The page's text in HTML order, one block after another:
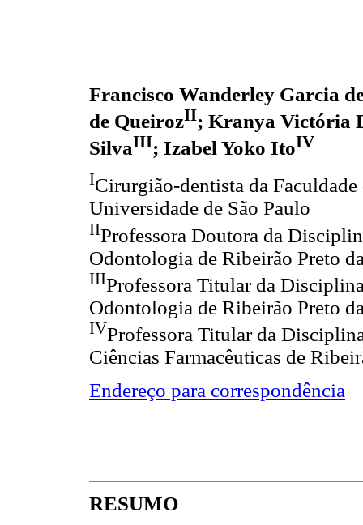
Francisco Wanderley Garcia
de QueirozII; Kranya Victória
SilvaIII; Izabel Yoko ItoIV
ICirurgião-dentista da
Universidade de São Paulo
IIProfessora Doutora da
Odontologia de Ribeirão Preto
IIIProfessora Titular da
Odontologia de Ribeirão Preto
IVProfessora Titular da
Ciências Farmacêuticas de
Endereço para correspondência
RESUMO